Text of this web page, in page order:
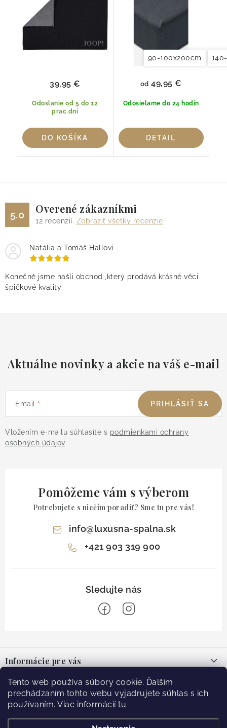
Tento web používa súbory cookie. Ďalším
prechádzaním tohto webu vyjadrujete súhlas s ich
používaním. Viac informácií tu.
Odoslanie od 5 do 12
prac.dní
39,95 €
DO KOŠÍKA
90-100x200cm
Odosielame do 24 hodín
od 49,95 €
DETAIL
5.0 Overené zákazníkmi
12 recenzií. Zobraziť všetky recenzie
Natália a Tomáš Hallovi
Konečně jsme našli obchod ,který prodává krásné věci
špičkové kvality
Aktuálne novinky a akcie na váš e-mail
Email
Vložením e-mailu súhlasíte s podmienkami ochrany
osobných údajov
PRIHLÁSIŤ SA
Pomôžeme vám s výberom
Potrebujete s niečím poradiť? Sme tu pre vás!
info@luxusna-spalna.sk
+421 903 319 900
pInformácie pre vás
O nás
Blog
Doprava
Facebook
Prijímame online platby